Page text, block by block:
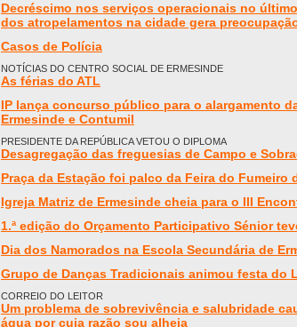
Decréscimo nos serviços operacionais no
dos atropelamentos na cidade gera
Casos de Polícia
NOTÍCIAS DO CENTRO SOCIAL DE ERMESINDE
As férias do ATL
IP lança concurso público para o alargamento
Ermesinde e Contumil
PRESIDENTE DA REPÚBLICA VETOU O DIPLOMA
Desagregação das freguesias de Campo e
Praça da Estação foi palco da Feira do Fumeiro
Igreja Matriz de Ermesinde cheia para o III
1.ª edição do Orçamento Participativo Sénior
Dia dos Namorados na Escola Secundária de
Grupo de Danças Tradicionais animou festa do
CORREIO DO LEITOR
Um problema de sobrevivência e salubridade
água por cuja razão sou alheia